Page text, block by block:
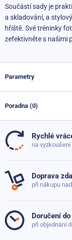
Součástí sady je
a skladování, a
hřiště. Své tréninky
zefektivněte s našimi
Parametry
Výrobce
Materiál
Materiál základny
Výška
Průměr
Poradna (0)
Dosud nebyly
Položit dotaz
Rychlé
na
Doprava
při nákupu
Doručení
při objednání